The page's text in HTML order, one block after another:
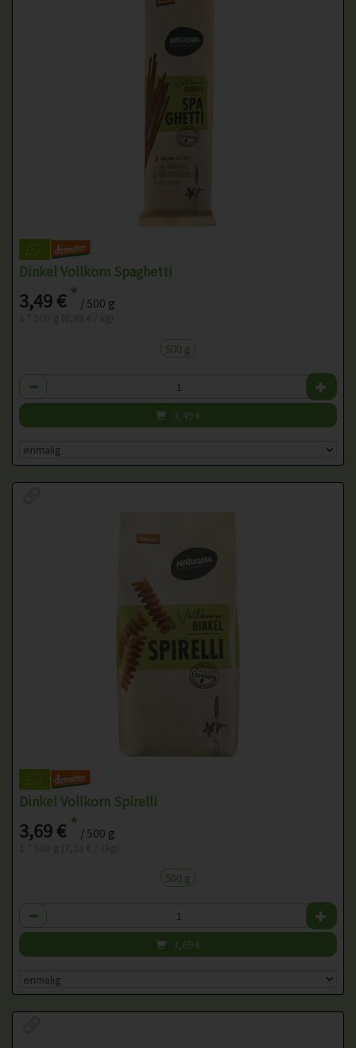
Dinkel Vollkorn Spaghetti
3,49 €* / 500 g
500 g
Anzahl
3,49€
Dinkel Vollkorn Spirelli
3,69 €* / 500 g
500 g
Anzahl
3,69€